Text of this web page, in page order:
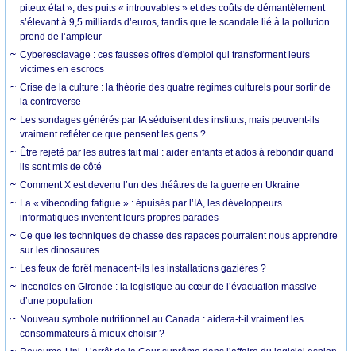
piteux état », des puits « introuvables » et des coûts de démantèlement
s’élevant à 9,5 milliards d’euros, tandis que le scandale lié à la pollution
prend de l’ampleur
Cyberesclavage : ces fausses offres d'emploi qui transforment leurs
victimes en escrocs
Crise de la culture : la théorie des quatre régimes culturels pour sortir de
la controverse
Les sondages générés par IA séduisent des instituts, mais peuvent-ils
vraiment refléter ce que pensent les gens ?
Être rejeté par les autres fait mal : aider enfants et ados à rebondir quand
ils sont mis de côté
Comment X est devenu l’un des théâtres de la guerre en Ukraine
La « vibecoding fatigue » : épuisés par l’IA, les développeurs
informatiques inventent leurs propres parades
Ce que les techniques de chasse des rapaces pourraient nous apprendre
sur les dinosaures
Les feux de forêt menacent-ils les installations gazières ?
Incendies en Gironde : la logistique au cœur de l’évacuation massive
d’une population
Nouveau symbole nutritionnel au Canada : aidera-t-il vraiment les
consommateurs à mieux choisir ?